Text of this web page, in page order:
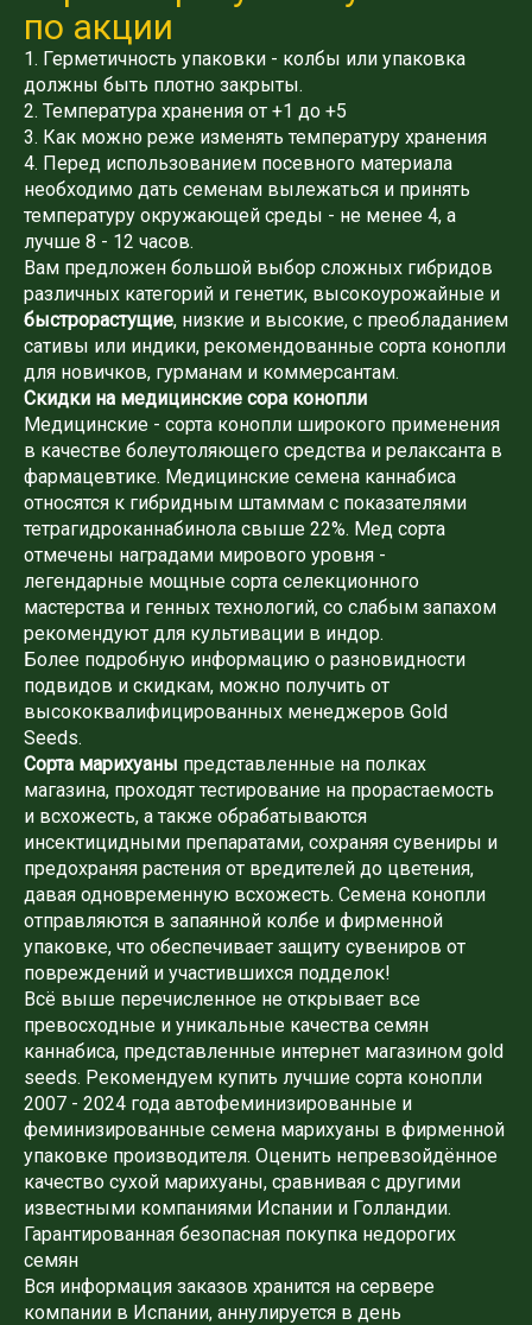
по акции
1. Герметичность упаковки - колбы или упаковка
должны быть плотно закрыты.
2. Температура хранения от +1 до +5
3. Как можно реже изменять температуру хранения
4. Перед использованием посевного материала
необходимо дать семенам вылежаться и принять
температуру окружающей среды - не менее 4, а
лучше 8 - 12 часов.
Вам предложен большой выбор сложных гибридов
различных категорий и генетик, высокоурожайные и
быстрорастущие, низкие и высокие, с преобладанием
сативы или индики, рекомендованные сорта конопли
для новичков, гурманам и коммерсантам.
Скидки на медицинские сора конопли
Медицинские - сорта конопли широкого применения
в качестве болеутоляющего средства и релаксанта в
фармацевтике. Медицинские семена каннабиса
относятся к гибридным штаммам с показателями
тетрагидроканнабинола свыше 22%. Мед сорта
отмечены наградами мирового уровня -
легендарные мощные сорта селекционного
мастерства и генных технологий, со слабым запахом
рекомендуют для культивации в индор.
Более подробную информацию о разновидности
подвидов и скидкам, можно получить от
высококвалифицированных менеджеров Gold
Seeds.
Сорта марихуаны представленные на полках
магазина, проходят тестирование на прорастаемость
и всхожесть, а также обрабатываются
инсектицидными препаратами, сохраняя сувениры и
предохраняя растения от вредителей до цветения,
давая одновременную всхожесть. Семена конопли
отправляются в запаянной колбе и фирменной
упаковке, что обеспечивает защиту сувениров от
повреждений и участившихся подделок!
Всё выше перечисленное не открывает все
превосходные и уникальные качества семян
каннабиса, представленные интернет магазином gold
seeds. Рекомендуем купить лучшие сорта конопли
2007 - 2024 года автофеминизированные и
феминизированные семена марихуаны в фирменной
упаковке производителя. Оценить непревзойдённое
качество сухой марихуаны, сравнивая с другими
известными компаниями Испании и Голландии.
Гарантированная безопасная покупка недорогих
семян
Вся информация заказов хранится на сервере
компании в Испании, аннулируется в день